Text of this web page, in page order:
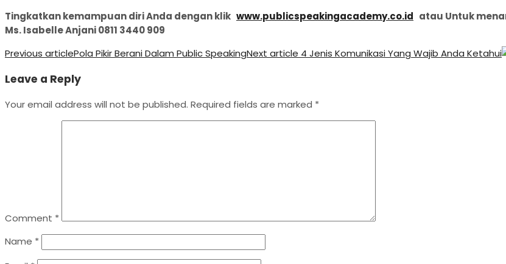
Tingkatkan kemampuan diri Anda dengan klik www.publicspeakingacademy.co.id atau Untuk
Ms. Isabelle Anjani 0811 3440 909
Previous articlePola Pikir Berani Dalam Public SpeakingNext article 4 Jenis Komunikasi Yang Wajib Anda Ketahui
Leave a Reply
Your email address will not be published. Required fields are marked *
Comment *
Name *